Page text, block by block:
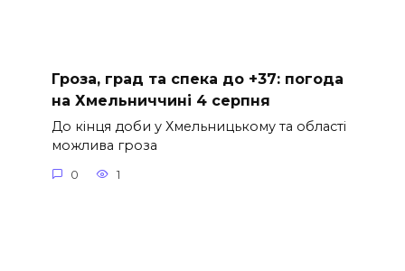
Гроза, град та спека до +37: погода
на Хмельниччині 4 серпня
До кінця доби у Хмельницькому та області
можлива гроза
0 1